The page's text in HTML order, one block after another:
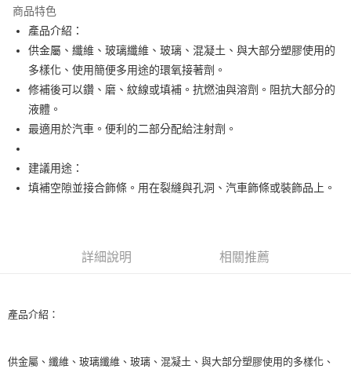
運送方式
全家取貨付款
每筆NT$60，滿NT$599(含以上)免運費
付款後全家取貨
每筆NT$60，滿NT$599(含以上)免運費
7-11取貨付款
每筆NT$60，滿NT$599(含以上)免運費
付款後7-11取貨
每筆NT$120，滿NT$1,599(含以上)免運費
商品特色
產品介紹：
供金屬、纖維、玻璃纖維、玻璃、混凝土、與大部分塑膠使用的
多樣化、使用簡便多用途的環氧接著劑。
修補後可以鑽、磨、紋線或填補。抗燃油與溶劑。阻抗大部分的
液體。
最適用於汽車。便利的二部分配給注射劑。
建議用途：
填補空隙並接合飾條。用在裂縫與孔洞、汽車飾條或裝飾品上。
詳細說明 相關推薦
產品介紹：
供金屬、纖維、玻璃纖維、玻璃、混凝土、與大部分塑膠使用的多樣化、